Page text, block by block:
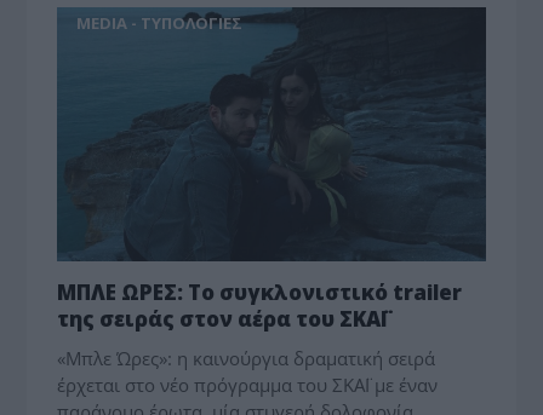
MEDIA - ΤΥΠΟΛΟΓΙΕΣ
ΜΠΛΕ ΩΡΕΣ: Το συγκλονιστικό trailer
της σειράς στον αέρα του ΣΚΑΪ
«Μπλε Ώρες»: η καινούργια δραματική σειρά
έρχεται στο νέο πρόγραμμα του ΣΚΑΪ με έναν